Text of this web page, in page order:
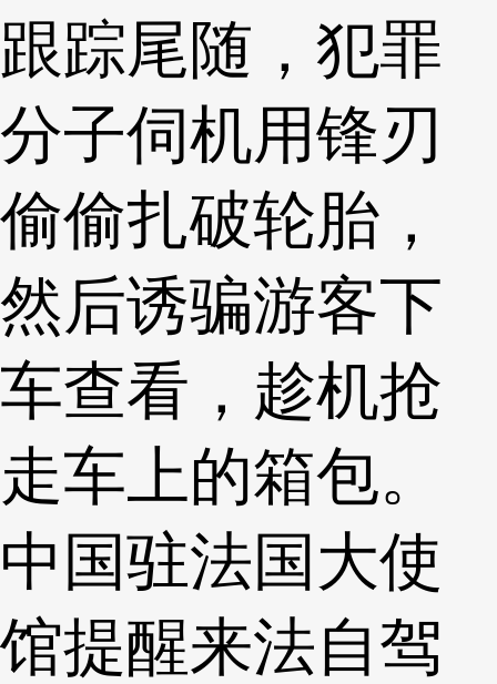
跟踪尾随，犯罪
分子伺机用锋刃
偷偷扎破轮胎，
然后诱骗游客下
车查看，趁机抢
走车上的箱包。
中国驻法国大使
馆提醒来法自驾